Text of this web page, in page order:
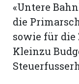
«Untere
die
sowie für
Kleinzu